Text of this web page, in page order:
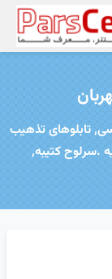
تابلوهای تذهیب
.سرلوح کتیبه,